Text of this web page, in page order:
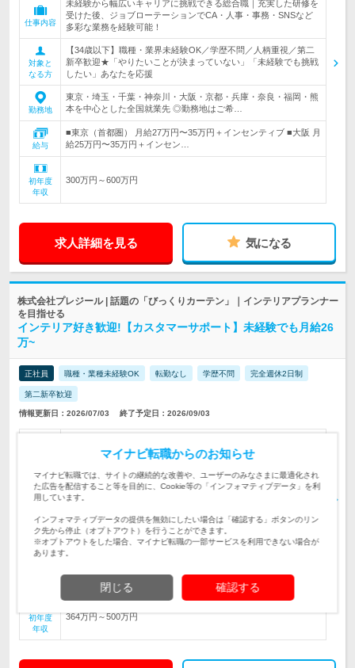
仕事内容
未経験から幅広いキャリアに挑戦できる総合職｜充実した研修を
受けた後、ジョブローテーションでCA・人事・事務・SNSなど
多彩な業務を経験可能！
対象と
なる方
【34歳以下】職種・業界未経験OK／学歴不問／人柄重視／第二
新卒歓迎★「やりたいことが決まっていない」「未経験でも挑戦
したい」あなたを応援
勤務地
東京・埼玉・千葉・神奈川・大阪・京都・兵庫・奈良・福岡・熊
本を中心とした全国就業先 ◎勤務地はご希…
給与
■東京（首都圏） 月給27万円〜35万円＋インセンティブ ■大阪 月
給25万円〜35万円＋インセン…
初年度
年収
300万円～600万円
求人詳細を見る 気になる
株式会社プレジール | 話題の「びっくりカーテン」｜インテリアプランナー
を目指せる
インテリア好き歓迎!【カスタマーサポート】未経験でも月給26
万~
正社員 職種・業種未経験OK 転勤なし 学歴不問 完全週休2日制
第二新卒歓迎
情報更新日：2026/07/03 終了予定日：2026/09/03
どに関するお客様から問い合わせに、電話・メールで対応します
対象と
＼未経験・第二新卒歓迎／◎学歴・性別・経験不問 ◎基本的な
PCスキル/タッチタイピングができる方 ◎インテリア・カーテン
勤務地
※転勤なし 本社／大阪府高槻市松原町4-3 猫ビル ☆2022年12月
に完成した新しいオフィスで働…
上、当社規定により優遇します ※上記待…
初年度
年収
364万円～500万円
マイナビ転職からのお知らせ
マイナビ転職では、サイトの継続的な改善や、ユーザーのみなさまに最適化され
た広告を配信すること等を目的に、Cookie等の「インフォマティブデータ」を利
用しています。
インフォマティブデータの提供を無効にしたい場合は「確認する」ボタンのリン
ク先から停止（オプトアウト）を行うことができます。
※オプトアウトをした場合、マイナビ転職の一部サービスを利用できない場合が
あります。
閉じる 確認する